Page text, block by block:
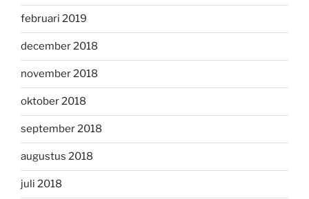
februari 2019
december 2018
november 2018
oktober 2018
september 2018
augustus 2018
juli 2018